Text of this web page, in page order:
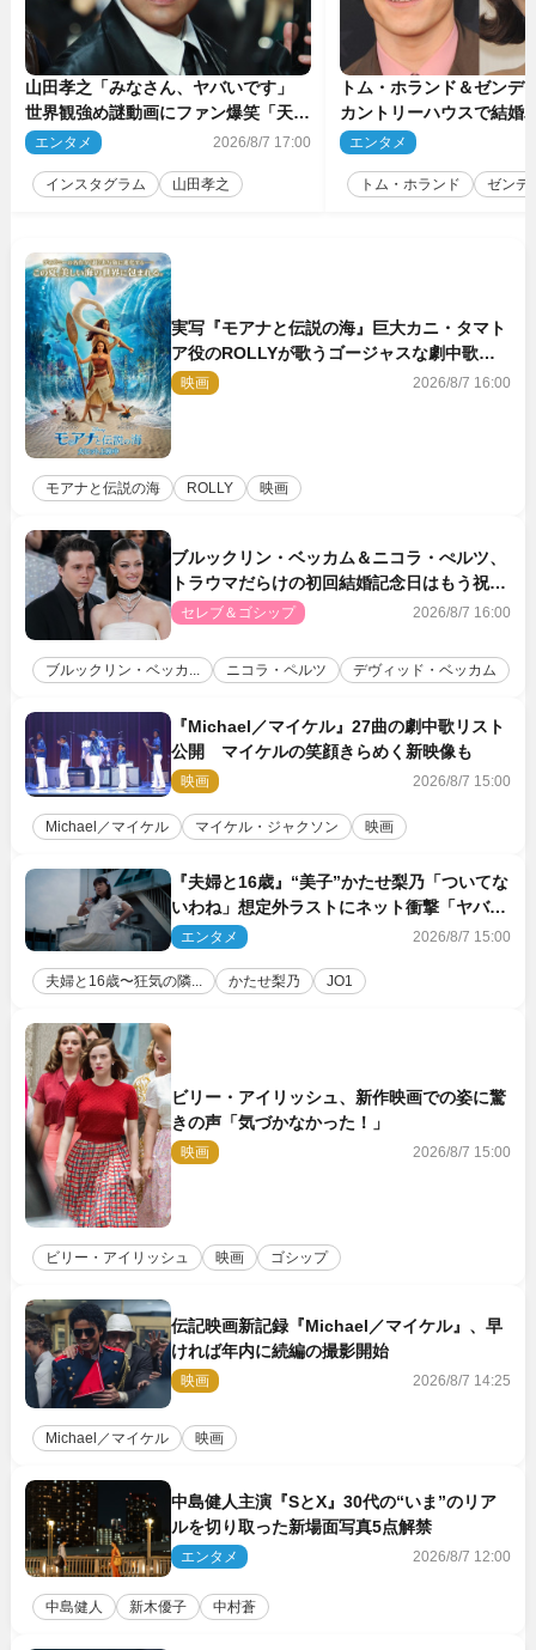
山田孝之「みなさん、ヤバいです」
世界観強め謎動画にファン爆笑「天才
だわ」
エンタメ 2026/8/7 17:00
インスタグラム 山田孝之
トム・ホランド＆ゼンデ
カントリーハウスで結
結婚指輪を身に着けたト
エンタメ
トム・ホランド ゼンデ
実写『モアナと伝説の海』巨大カニ・タマト
ア役のROLLYが歌うゴージャスな劇中歌
「シャイニー」本編映像解禁
映画 2026/8/7 16:00
モアナと伝説の海 ROLLY 映画
ブルックリン・ベッカム＆ニコラ・ぺルツ、
トラウマだらけの初回結婚記念日はもう祝わ
ない
セレブ＆ゴシップ 2026/8/7 16:00
ブルックリン・ベッカ... ニコラ・ペルツ デヴィッド・ベッカム
『Michael／マイケル』27曲の劇中歌リスト
公開 マイケルの笑顔きらめく新映像も
映画 2026/8/7 15:00
Michael／マイケル マイケル・ジャクソン 映画
『夫婦と16歳』“美子”かたせ梨乃「ついてな
いわね」想定外ラストにネット衝撃「ヤバす
ぎ…」「怖えぇ」（ネタバレあり）
エンタメ 2026/8/7 15:00
夫婦と16歳〜狂気の隣... かたせ梨乃 JO1
ビリー・アイリッシュ、新作映画での姿に驚
きの声「気づかなかった！」
映画 2026/8/7 15:00
ビリー・アイリッシュ 映画 ゴシップ
伝記映画新記録『Michael／マイケル』、早
ければ年内に続編の撮影開始
映画 2026/8/7 14:25
Michael／マイケル 映画
中島健人主演『SとX』30代の“いま”のリア
ルを切り取った新場面写真5点解禁
エンタメ 2026/8/7 12:00
中島健人 新木優子 中村蒼